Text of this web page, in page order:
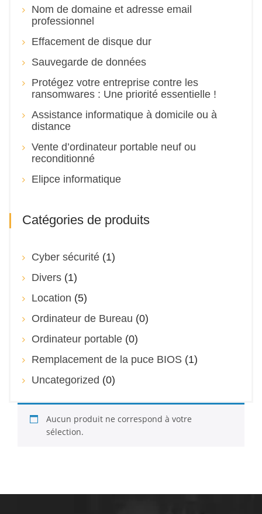
Nom de domaine et adresse email
professionnel
Effacement de disque dur
Sauvegarde de données
Protégez votre entreprise contre les
ransomwares : Une priorité essentielle !
Assistance informatique à domicile ou à
distance
Vente d’ordinateur portable neuf ou
reconditionné
Elipce informatique
Catégories de produits
Cyber sécurité (1)
Divers (1)
Location (5)
Ordinateur de Bureau (0)
Ordinateur portable (0)
Remplacement de la puce BIOS (1)
Uncategorized (0)
Aucun produit ne correspond à votre
sélection.